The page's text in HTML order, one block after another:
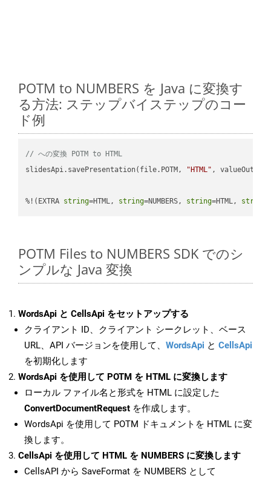
POTM to NUMBERS を Java に変換す
る方法: ステップバイステップのコー
ド例
// への変換 POTM to HTML
slidesApi.savePresentation(file.POTM,
"HTML" ,
%!(EXTRA string=HTML, string=NUMBERS, string=HTML, string
POTM Files to NUMBERS SDK でのシ
ンプルな Java 変換
WordsApi と CellsApi をセットアップする
クライアント ID、クライアント シークレット、ベース
URL、API バージョンを使用して、 WordsApi と CellsApi
を初期化します
WordsApi を使用して POTM を HTML に変換します
ローカル ファイル名と形式を HTML に設定した
ConvertDocumentRequest を作成します。
WordsApi を使用して POTM ドキュメントを HTML に変
換します。
CellsApi を使用して HTML を NUMBERS に変換します
CellsAPI から SaveFormat を NUMBERS として